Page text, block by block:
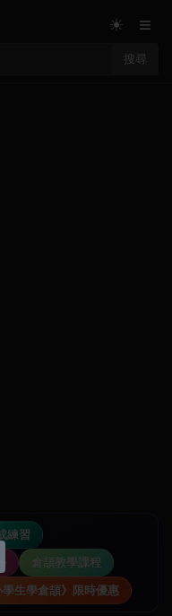
搜尋
☀ ≡
練習
倉頡教學課程
學生學倉頡》限時優惠